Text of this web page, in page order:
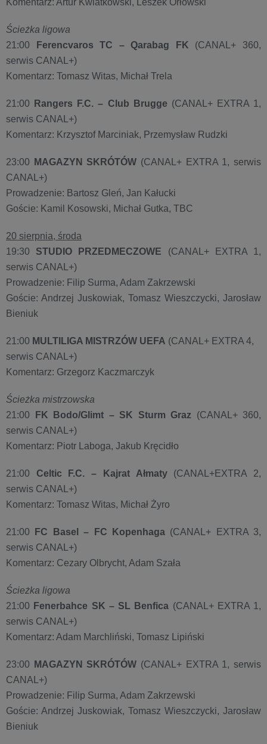
Komentarz: Artur Kwiatkowski, Leszek Orłowski
Ścieżka ligowa
21:00
Ferencvaros TC – Qarabag FK (CANAL+ 360,
serwis CANAL+)
Komentarz: Tomasz Witas, Michał Trela
21:00 Rangers F.C.– Club Brugge(CANAL+ EXTRA 1,
serwis CANAL+)
Komentarz: Krzysztof Marciniak, Przemysław Rudzki
23:00 MAGAZYN SKRÓTÓW (CANAL+ EXTRA 1, serwis
CANAL+)
Prowadzenie: Bartosz Gleń, Jan Kałucki
Goście: Kamil Kosowski, Michał Gutka, TBC
20 sierpnia, środa
19:30 STUDIO PRZEDMECZOWE (CANAL+ EXTRA 1,
serwis CANAL+)
Prowadzenie: Filip Surma, Adam Zakrzewski
Goście: Andrzej Juskowiak, Tomasz Wieszczycki, Jarosław
Bieniuk
21:00 MULTILIGA MISTRZÓW UEFA (CANAL+ EXTRA 4,
serwis CANAL+)
Komentarz: Grzegorz Kaczmarczyk
Ścieżka mistrzowska
21:00 FK Bodo/Glimt – SK Sturm Graz (CANAL+ 360,
serwis CANAL+)
Komentarz: Piotr Laboga, Jakub Kręcidło
21:00 Celtic F.C. – Kajrat Ałmaty(CANAL+EXTRA 2,
serwis CANAL+)
Komentarz: Tomasz Witas, Michał Żyro
21:00 FC Basel – FC Kopenhaga(CANAL+ EXTRA 3,
serwis CANAL+)
Komentarz: Cezary Olbrycht, Adam Szała
Ścieżka ligowa
21:00 Fenerbahce SK – SL Benfica (CANAL+ EXTRA 1,
serwis CANAL+)
Komentarz: Adam Marchliński, Tomasz Lipiński
23:00 MAGAZYN SKRÓTÓW (CANAL+ EXTRA 1, serwis
CANAL+)
Prowadzenie: Filip Surma, Adam Zakrzewski
Goście: Andrzej Juskowiak, Tomasz Wieszczycki, ​Jarosław
Bieniuk